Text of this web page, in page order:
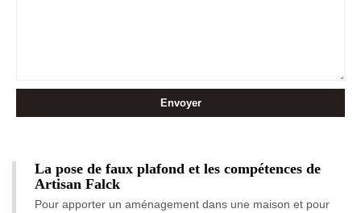
La pose de faux plafond et les compétences de
Artisan Falck
Pour apporter un aménagement dans une maison et pour